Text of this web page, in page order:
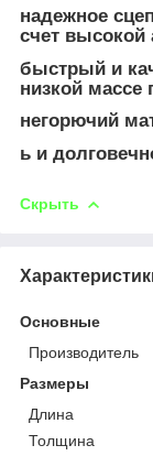
надежное
счет высокой
быстрый и
низкой массе
негорючий
ь и
Скрыть
Основные
Производитель
Размеры
Длина
Толщина